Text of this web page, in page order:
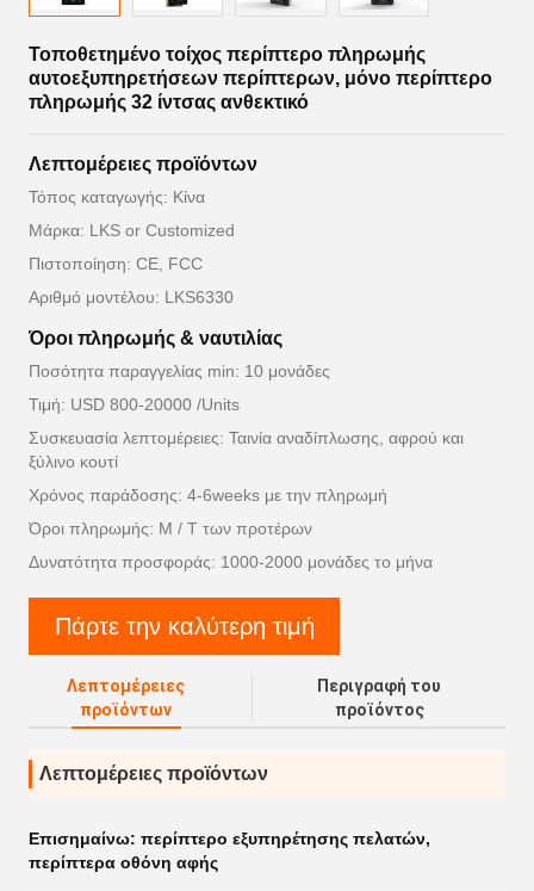
Τοποθετημένο τοίχος περίπτερο πληρωμής
αυτοεξυπηρετήσεων περίπτερων, μόνο περίπτερο
πληρωμής 32 ίντσας ανθεκτικό
Λεπτομέρειες προϊόντων
Τόπος καταγωγής: Κίνα
Μάρκα: LKS or Customized
Πιστοποίηση: CE, FCC
Αριθμό μοντέλου: LKS6330
Όροι πληρωμής & ναυτιλίας
Ποσότητα παραγγελίας min: 10 μονάδες
Τιμή: USD 800-20000 /Units
Συσκευασία λεπτομέρειες: Ταινία αναδίπλωσης, αφρού και
ξύλινο κουτί
Χρόνος παράδοσης: 4-6weeks με την πληρωμή
Όροι πληρωμής: Μ / Τ των προτέρων
Δυνατότητα προσφοράς: 1000-2000 μονάδες το μήνα
Πάρτε την καλύτερη τιμή
Λεπτομέρειες
προϊόντων
Περιγραφή του
προϊόντος
Λεπτομέρειες προϊόντων
Επισημαίνω: περίπτερο εξυπηρέτησης πελατών,
περίπτερα οθόνη αφής